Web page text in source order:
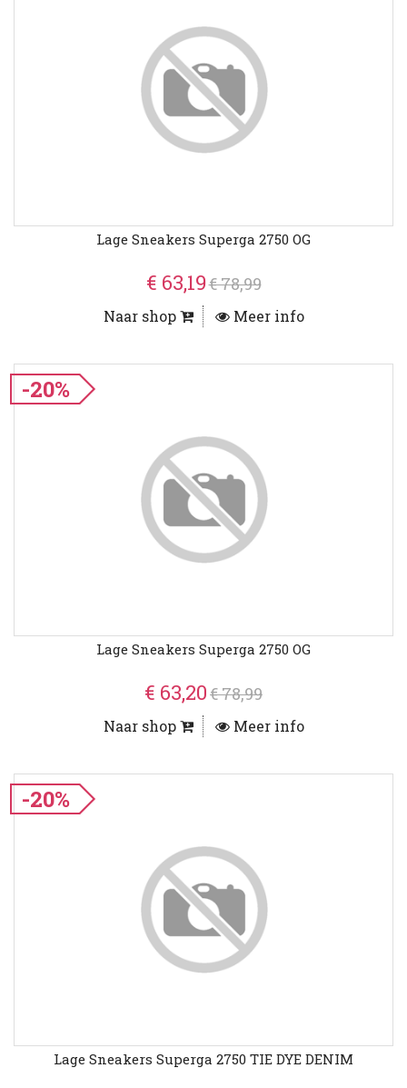
Lage Sneakers Superga 2750 OG
€ 63,19€ 78,99
Naar shop Meer info
-20%
Lage Sneakers Superga 2750 OG
€ 63,20€ 78,99
Naar shop Meer info
-20%
Lage Sneakers Superga 2750 TIE DYE DENIM